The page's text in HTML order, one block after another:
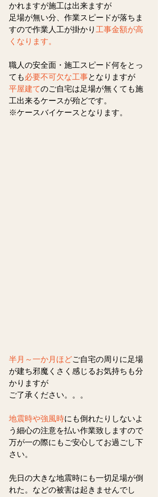
かれますが施工は出来ますが
足場が無い分、作業スピードが落ちま
すので作業人工が掛かり 工事金額が高
くなります。
職人の安全面・施工スピード何をとっ
ても必要不可欠な工事となりますが
平屋建てのご自宅は足場が無くても施
工出来るケースが殆どです。
※ケースバイケースとなります。
半月～一か月ほどご自宅の周りに足場
が建ち邪魔くさく感じるお気持ちも分
かりますが
ご了承ください。。。
地震時や強風時にも倒れたりしないよ
う細心の注意を払い作業致しますので
万が一の際にもご安心してお過ごし下
さい。
先日の大きな地震時にも一切足場が倒
れた。などの被害は起きませんでし